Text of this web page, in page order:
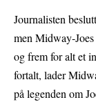
Journalisten
men Midway-
og frem for alt et
fortalt, lader
på legenden om